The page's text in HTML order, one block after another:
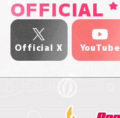
OFFICIAL
Official X YouTube